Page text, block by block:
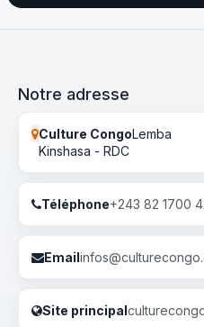
Notre adresse
Culture CongoLemba
Kinshasa - RDC
Téléphone+243 82 1700
Email
Site principal